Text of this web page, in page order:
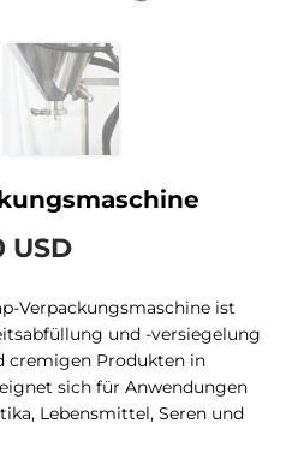
USD
Verpackungsmaschine ist
und -versiegelung
cremigen Produkten in
sich für Anwendungen
Lebensmittel, Seren und